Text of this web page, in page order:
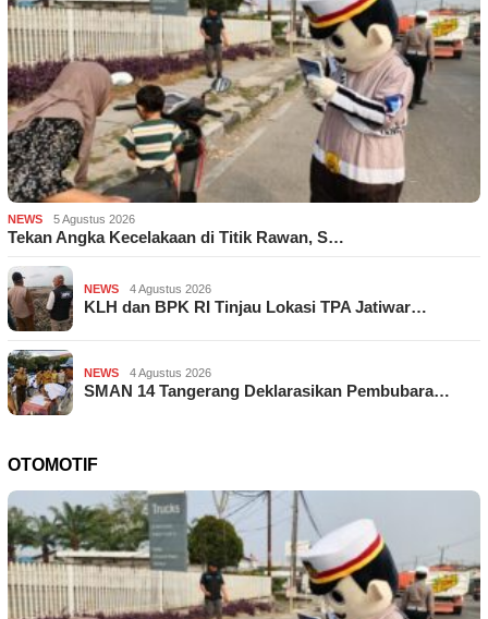
NEWS 5 Agustus 2026
Tekan Angka Kecelakaan di Titik Rawan, S…
NEWS 4 Agustus 2026
KLH dan BPK RI Tinjau Lokasi TPA Jatiwar…
NEWS 4 Agustus 2026
SMAN 14 Tangerang Deklarasikan Pembubara…
OTOMOTIF